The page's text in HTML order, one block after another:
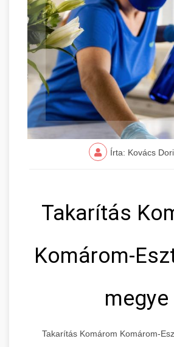
Írta: Kovács
Takarítás
Komárom-
megye
Takarítás Komárom Komárom-